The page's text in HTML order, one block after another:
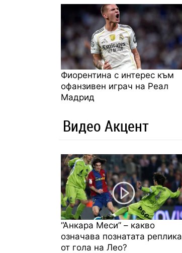
Фиорентина с интерес към
офанзивен играч на Реал
Мадрид
Видео Акцент
“Анкара Меси” – какво
означава познатата реплика
от гола на Лео?